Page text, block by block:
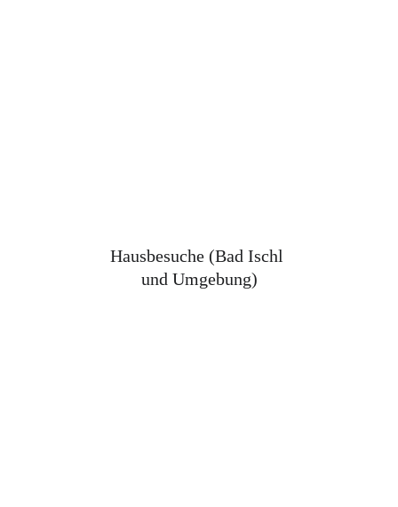
Hausbesuche (Bad Ischl
und Umgebung)